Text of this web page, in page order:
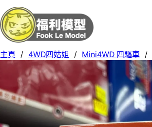
主頁 / 4WD四姑姐 / Mini4WD 四驅車 /